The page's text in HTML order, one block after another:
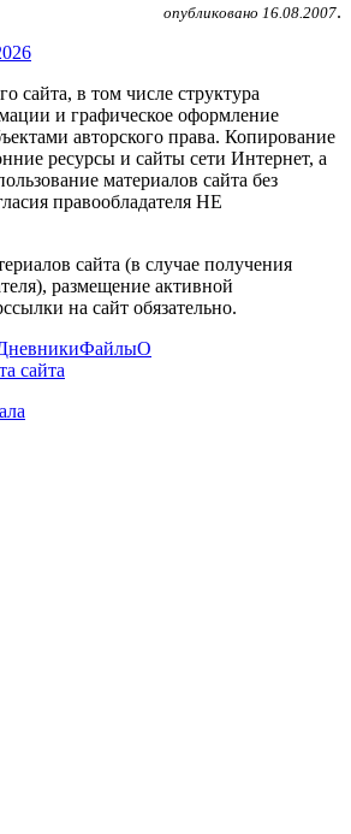
опубликовано 16.08.2007.
сайта, в том числе структура
и графическое оформление
авторского права. Копирование
ресурсы и сайты сети Интернет, а
материалов сайта без
правообладателя НЕ
сайта (в случае получения
размещение активной
на сайт обязательно.
ФайлыО
сайта